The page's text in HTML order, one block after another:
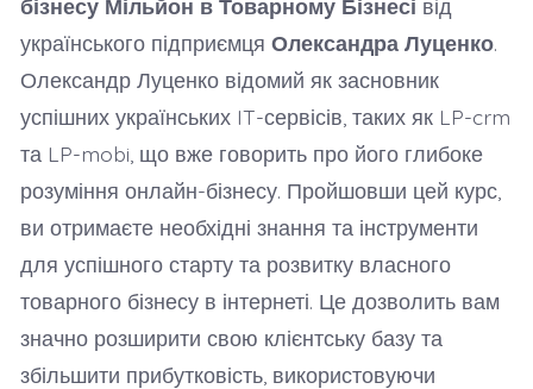
бізнесу Мільйон в Товарному Бізнесі від
українського підприємцяОлександра Луценко.
Олександр Луценко відомий як засновник
успішних українських IT-сервісів, таких як LP-crm
та LP-mobi, що вже говорить про його глибоке
розуміння онлайн-бізнесу. Пройшовши цей курс,
ви отримаєте необхідні знання та інструменти
для успішного старту та розвитку власного
товарного бізнесу в інтернеті. Це дозволить вам
значно розширити свою клієнтську базу та
збільшити прибутковість, використовуючи